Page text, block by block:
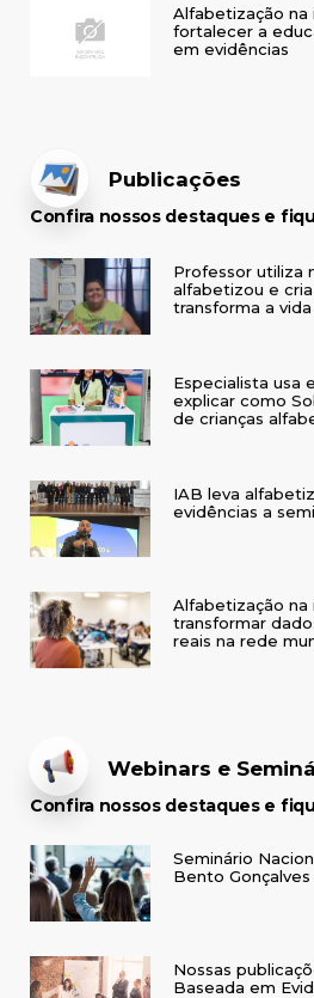
Alfabetização
fortalecer a
em evidências
Publicações
Confira nossos destaques e
Professor utiliza
alfabetizou e
transforma a
Especialista usa
explicar como
de crianças
IAB leva
evidências a
Alfabetização
transformar
reais na rede
Webinars e
Confira nossos destaques e
Seminário
Bento Gonçalves
Nossas
Baseada em